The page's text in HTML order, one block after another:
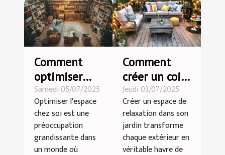
Comment
optimiser
l'espace chez
soi grâce au
débarras
professionnel
?
Samedi 05/07/2025
Optimiser l'espace
chez soi est une
préoccupation
grandissante dans
un monde où
Comment
créer un coin
détente dans
votre jardin ?
Jeudi 03/07/2025
Créer un espace de
relaxation dans son
jardin transforme
chaque extérieur en
véritable havre de